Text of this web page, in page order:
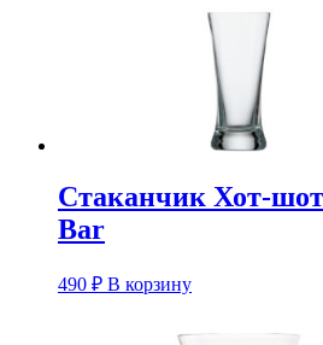
Стаканчик Хот-
Bar
490 ₽ В корзину